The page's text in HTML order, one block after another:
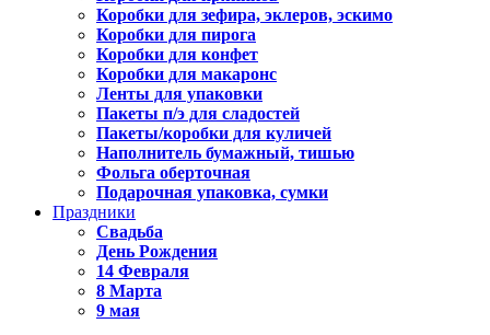
Коробки для зефира, эклеров, эскимо
Коробки для пирога
Коробки для конфет
Коробки для макаронс
Ленты для упаковки
Пакеты п/э для сладостей
Пакеты/коробки для куличей
Наполнитель бумажный, тишью
Фольга оберточная
Подарочная упаковка, сумки
Праздники
Свадьба
День Рождения
14 Февраля
8 Марта
9 мая